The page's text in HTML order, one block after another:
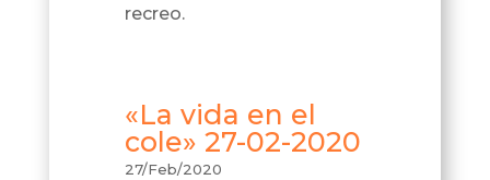
recreo.
«La vida en el
cole» 27-02-2020
27/Feb/2020